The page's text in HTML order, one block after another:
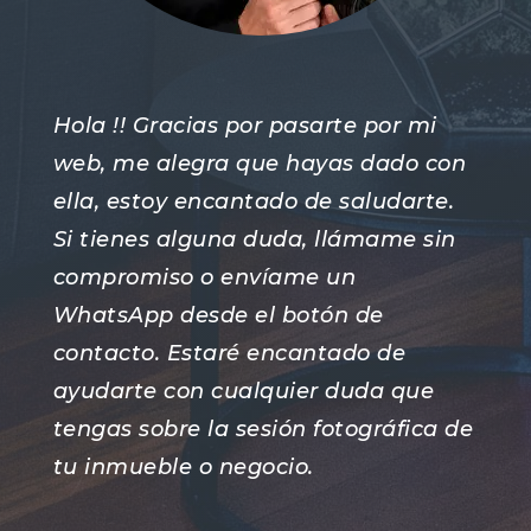
Hola !! Gracias por pasarte por mi
web, me alegra que hayas dado con
ella, estoy encantado de saludarte.
Si tienes alguna duda, llámame sin
compromiso o envíame un
WhatsApp desde el botón de
contacto. Estaré encantado de
ayudarte con cualquier duda que
tengas sobre la sesión fotográfica de
tu inmueble o negocio.